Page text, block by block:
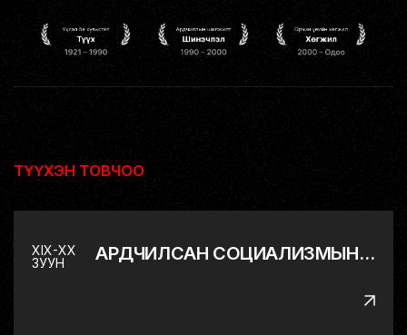
ТҮҮХЭН ТОВЧОО
XIX-XX
ЗУУН
АРДЧИЛСАН СОЦИАЛИЗМЫН ДЭВШИЛТЭТ ХЭЛБЭР РҮҮ